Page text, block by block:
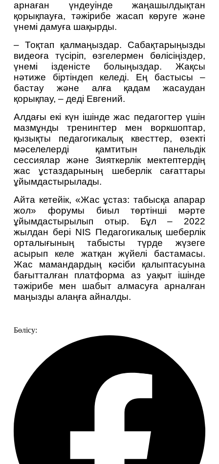
арнаған үндеуінде жаңашылдықтан
қорықпауға, тәжірибе жасап көруге және
үнемі дамуға шақырды.
– Тоқтап қалмаңыздар. Сабақтарыңызды
видеоға түсіріп, өзгелермен бөлісіңіздер,
үнемі ізденісте болыңыздар. Жақсы
нәтиже біртіндеп келеді. Ең бастысы –
бастау және алға қадам жасаудан
қорықпау, – деді Евгений.
Алдағы екі күн ішінде жас педагогтер үшін
мазмұнды тренингтер мен воркшоптар,
қызықты педагогикалық квесттер, өзекті
мәселелерді қамтитын панельдік
сессиялар және Зияткерлік мектептердің
жас ұстаздарының шеберлік сағаттары
ұйымдастырылады.
Айта кетейік, «Жас ұстаз: табысқа апарар
жол» форумы биыл төртінші мәрте
ұйымдастырылып отыр. Бұл – 2022
жылдан бері NIS Педагогикалық шеберлік
орталығының табысты түрде жүзеге
асырып келе жатқан жүйелі бастамасы.
Жас мамандардың кәсіби қалыптасуына
бағытталған платформа аз уақыт ішінде
тәжірибе мен шабыт алмасуға арналған
маңызды алаңға айналды.
Бөлісу: